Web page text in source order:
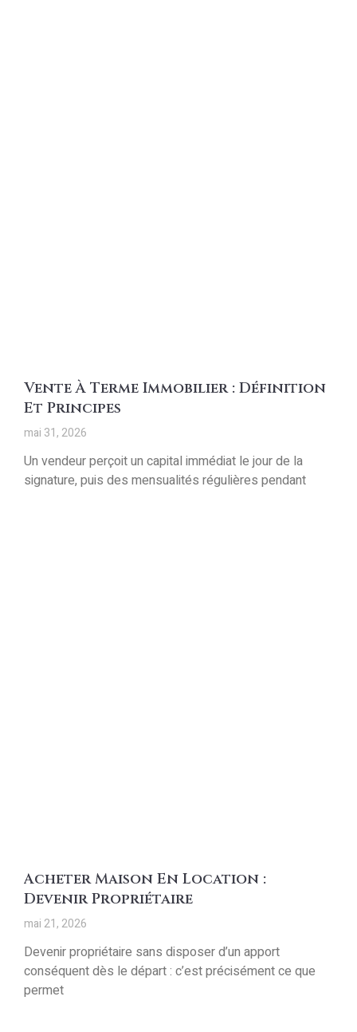
Vente À Terme Immobilier : Définition
Et Principes
mai 31, 2026
Un vendeur perçoit un capital immédiat le jour de la
signature, puis des mensualités régulières pendant
Acheter Maison En Location :
Devenir Propriétaire
mai 21, 2026
Devenir propriétaire sans disposer d’un apport
conséquent dès le départ : c’est précisément ce que
permet